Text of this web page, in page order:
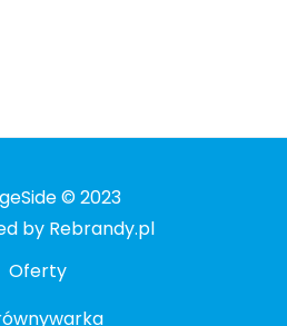
© 2023
by Rebrandy.pl
Oferty